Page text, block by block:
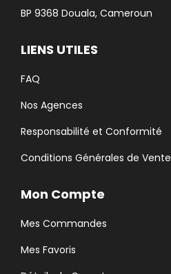
BP 9368 Douala, Cameroun
LIENS UTILES
FAQ
Nos Agences
Responsabilité et Conformité
Conditions Générales de Vente
Mon Compte
Mes Commandes
Mes Favoris